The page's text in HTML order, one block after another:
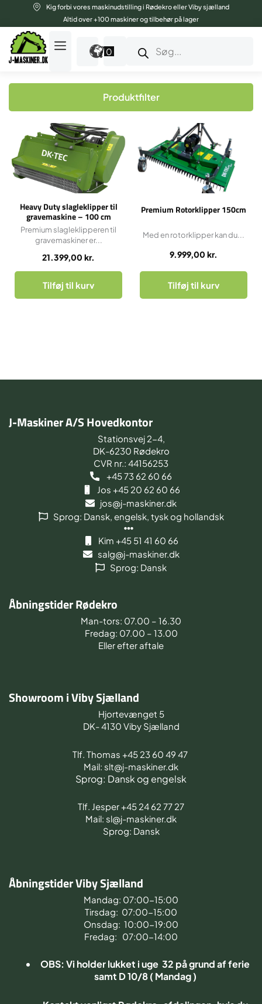
indholdet
Kig forbi vores maskinudstilling i Rødekro eller Viby sjælland
Altid over +100 maskiner og tilbehør på lager
0
Produktfilter
Heavy Duty slagleklipper til
gravemaskine – 100 cm
21.399,00 kr.
Premium slagleklipperen til
gravemaskiner er...
Tilføj til kurv
Premium Rotorklipper 150cm
9.999,00 kr.
Med en rotorklipper kan du...
Tilføj til kurv
J-Maskiner A/S Hovedkontor
Stationsvej 2-4,
DK-6230 Rødekro
CVR nr.: 44156253
+45 73 62 60 66
Jos +45 20 62 60 66
jos@j-maskiner.dk
Sprog: Dansk, engelsk, tysk og hollandsk
Kim +45 51 41 60 66
salg@j-maskiner.dk
Sprog: Dansk
Åbningstider Rødekro
Man-tors: 07.00 – 16.30
Fredag: 07.00 – 13.00
Eller efter aftale
Showroom i Viby Sjælland
Hjortevænget 5
DK- 4130 Viby Sjælland
Tlf. Thomas +45 23 60 49 47
Mail: slt@j-maskiner.dk
Sprog: Dansk og engelsk
Tlf. Jesper +45 24 62 77 27
Mail: sl@j-maskiner.dk
Sprog: Dansk
Åbningstider Viby Sjælland
Mandag: 07:00-15:00
Tirsdag: 07:00-15:00
Onsdag: 10:00-19:00
Fredag: 07:00-14:00
OBS: Vi holder lukket i uge 32 på grund af ferie
samt D 10/8 ( Mandag )